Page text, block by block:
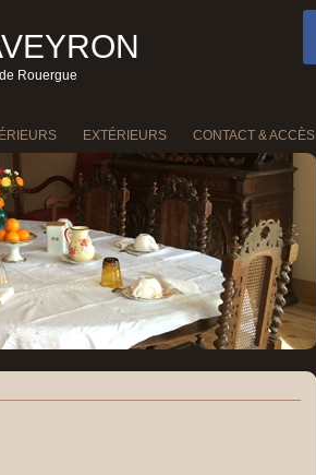
Rouergue
EXTÉRIEURS CONTACT & ACCÈS